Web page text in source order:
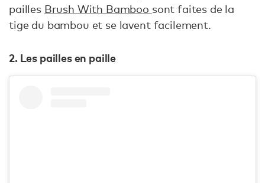
pailles Brush With Bamboo sont faites de la
tige du bambou et se lavent facilement.
2. Les pailles en paille